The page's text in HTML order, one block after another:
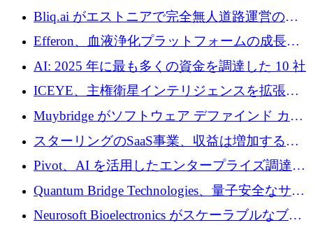
らの投資でシリーズ B を拡大
Bliq.ai がエストニアで完全無人道路運営の承
認を獲得
Efferon、血液浄化プラットフォームの成長に
250万ユーロを確保
AI: 2025 年に最も多くの資金を調達した 10 社
ICEYE、主権衛星インテリジェンスを拡張す
るために 3 億ユーロの信用枠を確保
Muybridge がソフトウェア デファインド カメ
ラ テクノロジーを拡張するためにシリーズ A
で 1,600 万ドルを調達
スターリングのSaaS事業、収益は増加するも
グループ利益は減少
Pivot、AI を活用したエンタープライズ調達プ
ラットフォームを拡大するために 4,000 万ド
ルを調達
Quantum Bridge Technologies、量子安全なサイ
バーセキュリティ インフラストラクチャの拡
Neurosoft Bioelectronics がスケーラブルなブレ